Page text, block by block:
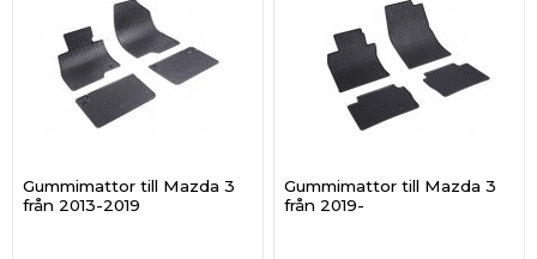
Gummimattor till Mazda 3
från 2013-2019
Gummimattor till Mazda 3
från 2019-